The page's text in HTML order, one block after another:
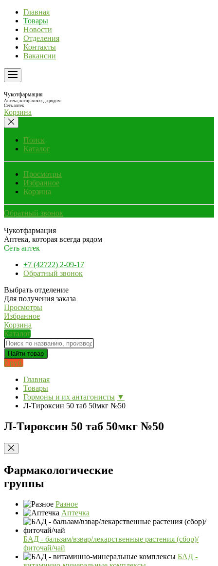
Главная
Товары
Новости
Отделения
Контакты
Вакансии
Чукотфармация
Аптека, которая всегда рядом
Сеть аптек
Корзина
Поиск
Каталог
Просмотры
Избранное
Корзина
Обратный звонок
Чукотфармация
Аптека, которая всегда рядом
Сеть аптек
+7 (42722) 2-09-17
Обратный звонок
Выбрать отделение
Для получения заказа
Просмотры
Избранное
Корзина
Каталог
Найти товар
0 руб.
Главная
Товары
Гормоны и их антагонисты ▼
Л-Тироксин 50 таб 50мкг №50
Л-Тироксин 50 таб 50мкг №50
Фармакологические
группы
Разное
Аптечка
БАД - бальзам/взвар/лекарственные растения (сбор)/
фиточай/чай
БАД -